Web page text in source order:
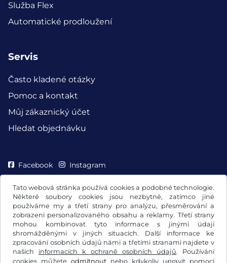
Tato webová stránka používá cookies a podobné technologie.
Některé soubory cookies jsou nezbytné, zatímco jiné
používáme my a třetí strany pro analýzu, přesměrování a
zobrazení personalizovaného obsahu a reklamy. Třetí strany
mohou kombinovat tyto informace s jinými údaji
shromážděnými v jiných situacích. Další informace ke
zpracování osobních údajů námi a třetími stranami najdete v
našich informacích k ochraně osobních údajů. Používání
cookies můžete odmítnout nebo kdykoliv upravit pomocí
Služba Flex
Automatické prodloužení
Servis
Často kladené otázky
Pomoc a kontakt
Můj zákaznický účet
Hledat objednávku
Facebook Instagram